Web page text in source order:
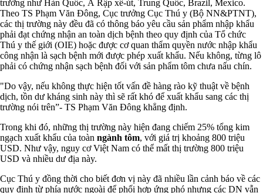
trường như Hàn Quốc, Ả Rập xê-út, Trung Quốc, Brazil, Mexico.
Theo TS Phạm Văn Đông, Cục trưởng Cục Thú y (Bộ NN&PTNT),
các thị trường này đều đã có thông báo yêu cầu sản phẩm nhập khẩu
phải đạt chứng nhận an toàn dịch bệnh theo quy định của Tổ chức
Thú y thế giới (OIE) hoặc được cơ quan thẩm quyền nước nhập khẩu
công nhận là sạch bệnh mới được phép xuất khẩu. Nếu không, từng lô
phải có chứng nhận sạch bệnh đối với sản phẩm tôm chưa nấu chín.
"Do vậy, nếu không thực hiện tốt vấn đề hàng rào kỹ thuật về bệnh
dịch, tồn dư kháng sinh này thì sẽ rất khó để xuất khẩu sang các thị
trường nói trên”- TS Phạm Văn Đông khẳng định.
Trong khi đó, những thị trường này hiện đang chiếm 25% tổng kim
ngạch xuất khẩu của toàn ngành tôm, với giá trị khoảng 800 triệu
USD. Như vậy, nguy cơ Việt Nam có thể mất thị trường 800 triệu
USD và nhiều dư địa này.
Cục Thú y đồng thời cho biết đơn vị này đã nhiều lần cảnh báo về các
quy định từ phía nước ngoài để phối hợp ứng phó nhưng các DN vẫn